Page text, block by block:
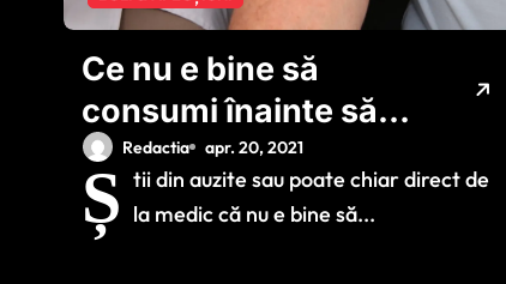
Ce nu e bine să
consumi înainte să
faci analize de
sânge: Poate afecta
rezultatul acestora
Redactia apr. 20, 2021
Ș tii din auzite sau poate chiar direct de
la medic că nu e bine să...